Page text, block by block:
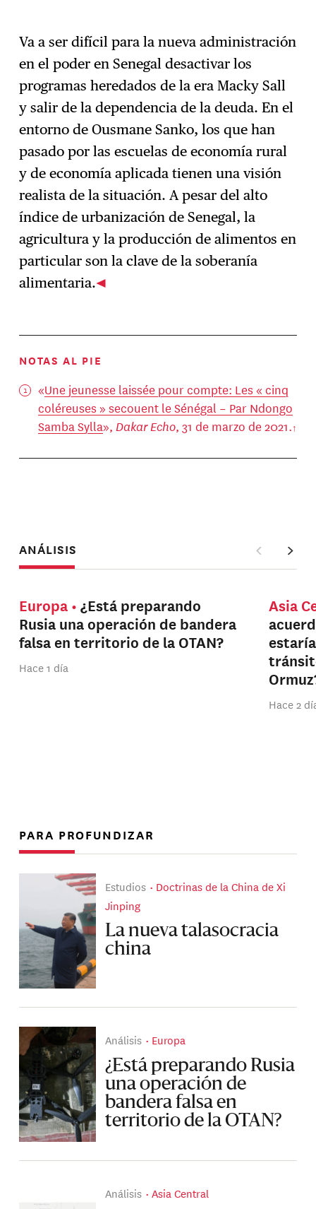
Va a ser difícil para la nueva administración
en el poder en Senegal desactivar los
programas heredados de la era Macky Sall
y salir de la dependencia de la deuda. En el
entorno de Ousmane Sanko, los que han
pasado por las escuelas de economía rural
y de economía aplicada tienen una visión
realista de la situación. A pesar del alto
índice de urbanización de Senegal, la
agricultura y la producción de alimentos en
particular son la clave de la soberanía
alimentaria.
NOTAS AL PIE
«Une jeunesse laissée pour compte: Les « cinq
coléreuses » secouent le Sénégal – Par Ndongo
Samba Sylla», Dakar Echo, 31 de marzo de 2021.
ANÁLISIS
Europa
¿Está preparando
Rusia una operación de bandera
falsa en territorio de la OTAN?
Hace 1 día
Asia
Hace 2
PARA PROFUNDIZAR
Estudios
Doctrinas de la China de Xi
Jinping
La nueva talasocracia
china
Análisis Europa
¿Está preparando Rusia
una operación de
bandera falsa en
territorio de la OTAN?
Análisis Asia Central